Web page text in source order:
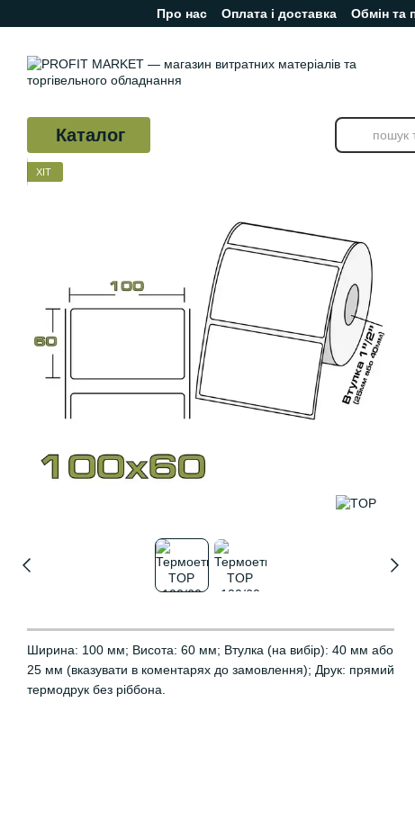
Перейти до основного контенту
Про нас Оплата і доставка Обмін та
Відгуки про магазин
Каталог
ХІТ
Ширина: 100 мм; Висота: 60 мм; Втулка (на вибір): 40 мм або
25 мм (вказувати в коментарях до замовлення); Друк: прямий
термодрук без ріббона.